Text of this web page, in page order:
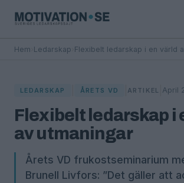
Hem Ledarskap Flexibelt ledarskap i en värld
LEDARSKAP ÅRETS VD ARTIKEL April
Flexibelt ledarskap i
av utmaningar
Årets VD frukostseminarium
Brunell Livfors: ”Det gäller att